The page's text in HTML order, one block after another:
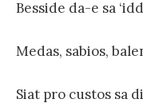
Besside da-e sa
Medas, sabios,
Siat pro custos sa